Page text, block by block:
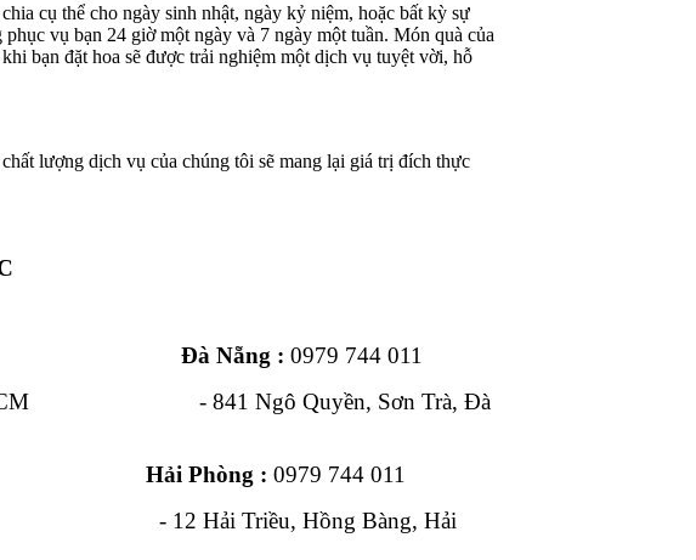
cụ thể cho ngày sinh nhật, ngày kỷ niệm, hoặc bất kỳ sự
vụ bạn 24 giờ một ngày và 7 ngày một tuần. Món quà của
bạn đặt hoa sẽ được trải nghiệm một dịch vụ tuyệt vời, hỗ
lượng dịch vụ của chúng tôi sẽ mang lại giá trị đích thực
Nẵng : 0979 744 011
- 841 Ngô Quyền, Sơn Trà, Đà
Hải Phòng : 0979 744 011
Triều, Hồng Bàng, Hải